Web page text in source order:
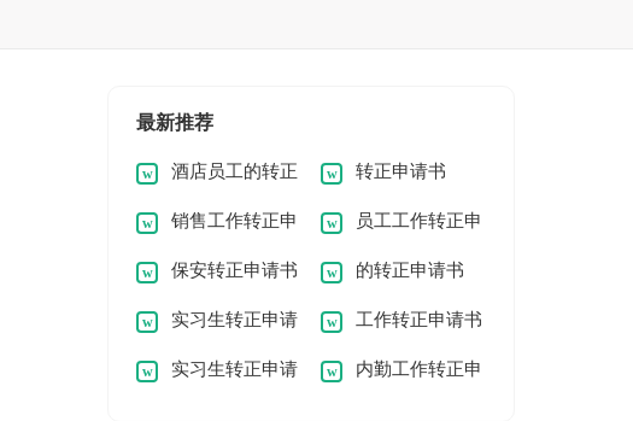
最新推荐
酒店员工的转正
申请书
转正申请书
销售工作转正申
请
员工工作转正申
请书
保安转正申请书 的转正申请书
实习生转正申请
书
工作转正申请书
实习生转正申请 内勤工作转正申